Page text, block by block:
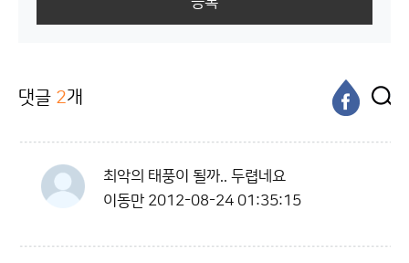
댓글 2개
최악의 태풍이 될까.. 두렵네요
이동만 2012-08-24 01:35:15